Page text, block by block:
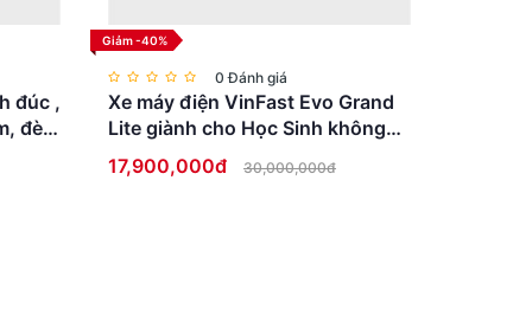
đúc ,
đèn
Giảm -40%
0 Đánh giá
Xe máy điện VinFast Evo Grand
Lite giành cho Học Sinh không
cần bằng lái
17,900,000đ 30,000,000đ